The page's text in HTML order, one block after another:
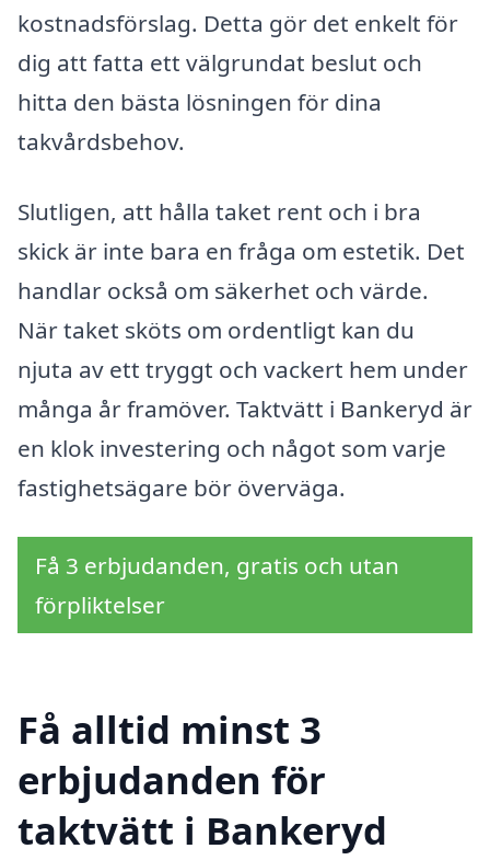
kostnadsförslag. Detta gör det enkelt för
dig att fatta ett välgrundat beslut och
hitta den bästa lösningen för dina
takvårdsbehov.
Slutligen, att hålla taket rent och i bra
skick är inte bara en fråga om estetik. Det
handlar också om säkerhet och värde.
När taket sköts om ordentligt kan du
njuta av ett tryggt och vackert hem under
många år framöver. Taktvätt i Bankeryd är
en klok investering och något som varje
fastighetsägare bör överväga.
Få 3 erbjudanden, gratis och utan
förpliktelser
Få alltid minst 3
erbjudanden för
taktvätt i Bankeryd